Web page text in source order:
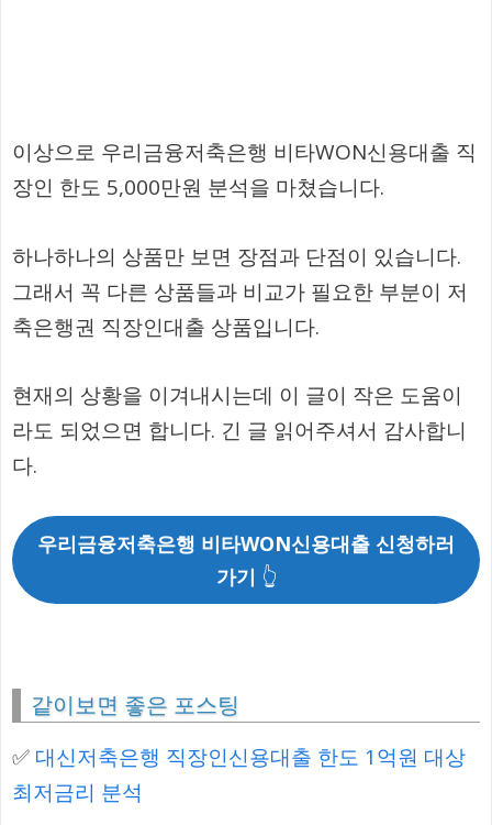
이상으로 우리금융저축은행 비타WON신용대출 직
장인 한도 5,000만원 분석을 마쳤습니다.
하나하나의 상품만 보면 장점과 단점이 있습니다.
그래서 꼭 다른 상품들과 비교가 필요한 부분이 저
축은행권 직장인대출 상품입니다.
현재의 상황을 이겨내시는데 이 글이 작은 도움이
라도 되었으면 합니다. 긴 글 읽어주셔서 감사합니
다.
우리금융저축은행 비타WON신용대출 신청하러
가기 👆
같이보면 좋은 포스팅
✅ 대신저축은행 직장인신용대출 한도 1억원 대상
최저금리 분석